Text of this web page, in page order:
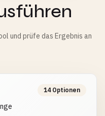
und prüfe das Ergebnis an
14 Optionen